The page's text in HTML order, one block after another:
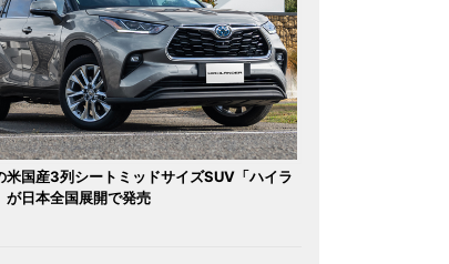
米国産3列シートミッドサイズSUV「ハイラ
が日本全国展開で発売